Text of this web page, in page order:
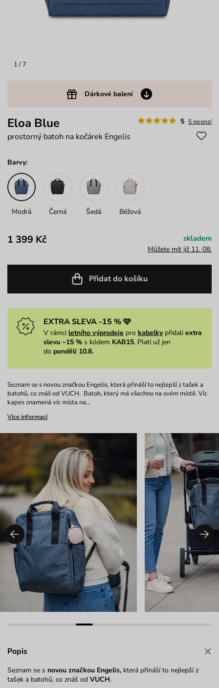
1 / 7
Dárkové balení
5 5 recenzí
Eloa Blue
prostorný batoh na kočárek Engelis
Barvy:
Modrá Černá Šedá Béžová
1 399 Kč skladem
Můžete mít již 11. 08.
Přidat do košíku
EXTRA SLEVA -15 % 🩷
V rámci letního výprodeje pro kabelkypřidali extra
slevu −15 % s kódem KAB15. Platí už jen
do pondělí 10.8.
Seznam se s novou značkou Engelis, která přináší to nejlepší z tašek a
batohů, co znáš od VUCH. Batoh, který má všechno na svém místě. Víc
kapes znamená víc místa na…
Více informací
Popis
Seznam se s novou značkou Engelis, která přináší to nejlepší z
tašek a batohů, co znáš od VUCH.